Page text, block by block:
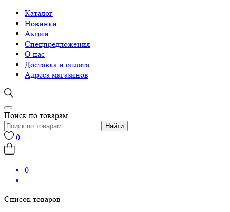
Каталог
Новинки
Акции
Спецпредложения
О нас
Доставка и оплата
Адреса магазинов
Поиск по товарам
Найти
0
0
Список товаров